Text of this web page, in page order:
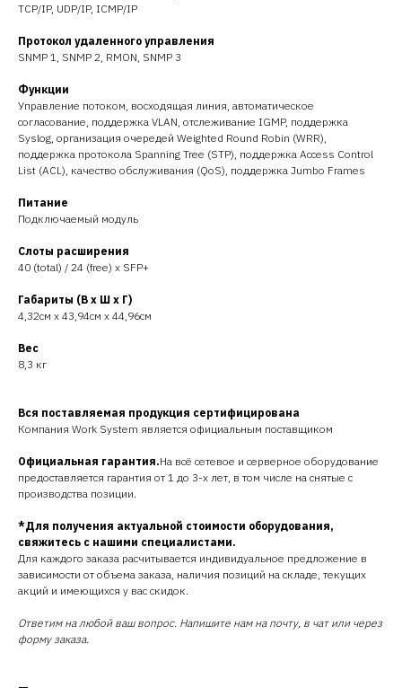
TCP/IP, UDP/IP, ICMP/IP
Протокол удаленного управления
SNMP 1, SNMP 2, RMON, SNMP 3
Функции
Управление потоком, восходящая линия, автоматическое
согласование, поддержка VLAN, отслеживание IGMP, поддержка
Syslog, организация очередей Weighted Round Robin (WRR),
поддержка протокола Spanning Tree (STP), поддержка Access Control
List (ACL), качество обслуживания (QoS), поддержка Jumbo Frames
Питание
Подключаемый модуль
Слоты расширения
40 (total) / 24 (free) x SFP+
Габариты (В х Ш х Г)
4,32см х 43,94см х 44,96см
Вес
8,3 кг
Вся поставляемая продукция сертифицирована
Компания Work System является официальным поставщиком
Официальная гарантия.На всё сетевое и серверное оборудование
предоставляется гарантия от 1 до 3-х лет, в том числе на снятые с
производства позиции.
*Для получения актуальной стоимости оборудования,
свяжитесь с нашими специалистами.
Для каждого заказа расчитывается индивидуальное предложение в
зависимости от объема заказа, наличия позиций на складе, текущих
акций и имеющихся у вас скидок.
Ответим на любой ваш вопрос. Напишите нам на почту, в чат или через
форму заказа.